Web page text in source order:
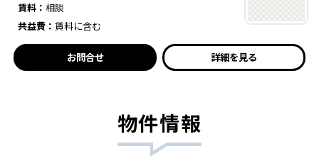
賃料： 相談
共益費： 賃料に含む
お問合せ 詳細を見る
物件情報